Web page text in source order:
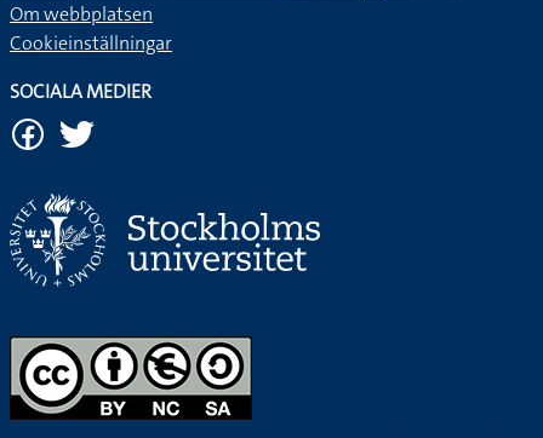
Om webbplatsen
Cookieinställningar
SOCIALA MEDIER